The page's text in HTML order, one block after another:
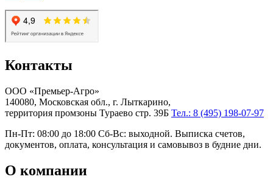
Контакты
ООО «Премьер-Агро»
140080, Московская обл., г. Лыткарино,
территория промзоны Тураево стр. 39Б Тел.: 8 (495) 198-07-97
Пн-Пт: 08:00 до 18:00 Сб-Вс: выходной. Выписка счетов,
документов, оплата, консультация и самовывоз в будние дни.
О компании